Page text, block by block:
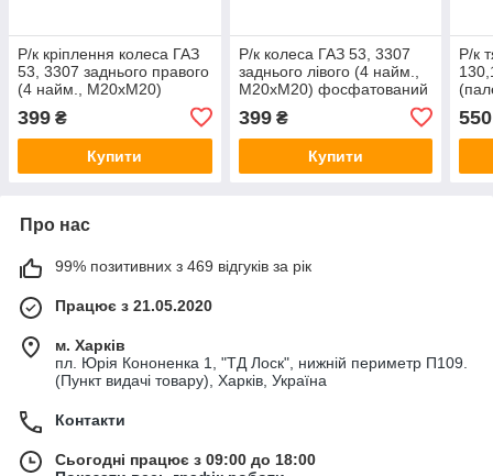
Р/к кріплення колеса ГАЗ
53, 3307 заднього правого
(4 найм., М20хМ20)
RD.250720-01
399 ₴
Купити
Р/к колеса ГАЗ 53, 3307
заднього лівого (4 найм.,
М20хМ20) фосфатований
399₴
Купити
Р/к
550
Про нас
99% позитивних з 469 відгуків за рік
Працює з 21.05.2020
м. Харків
пл. Юрія Кононенка 1, "ТД Лоск", нижній периметр П109.
(Пункт видачі товару), Харків, Україна
Контакти
Сьогодні працює з 09:00 до 18:00